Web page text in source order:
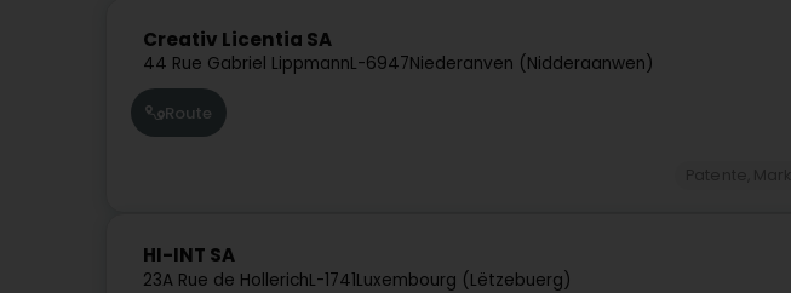
Creativ Licentia SA
44 Rue Gabriel LippmannL-6947Niederanven (Nidderaanwen)
Route
HI-INT SA
23A Rue de HollerichL-1741Luxembourg (Lëtzebuerg)